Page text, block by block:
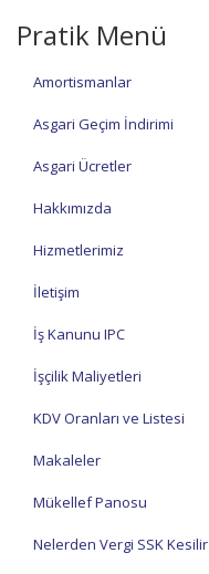
Pratik Menü
Amortismanlar
Asgari Geçim İndirimi
Asgari Ücretler
Hakkımızda
Hizmetlerimiz
İletişim
İş Kanunu IPC
İşçilik Maliyetleri
KDV Oranları ve Listesi
Makaleler
Mükellef Panosu
Nelerden Vergi SSK Kesilir